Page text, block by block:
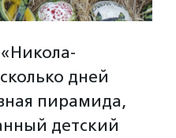
дней
пирамида,
детский